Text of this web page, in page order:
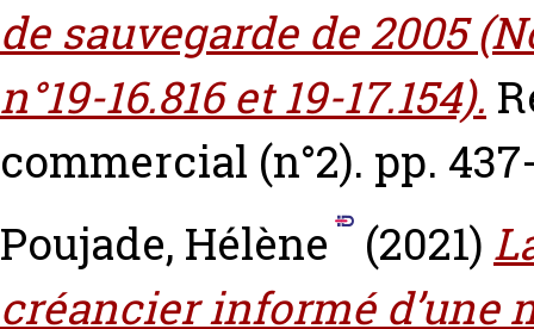
de sauvegarde de 2005
n°19-16.816 et 19-17.154).
commercial (n°2). pp.
Poujade, Hélène
(2021)
créancier informé d’une